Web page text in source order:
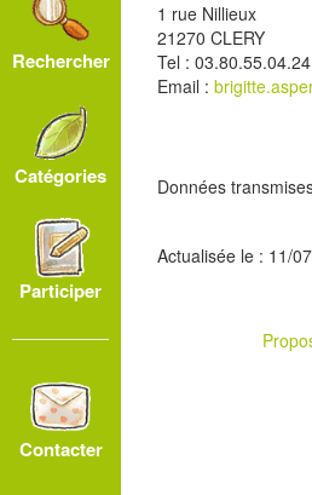
Rechercher
Catégories
Participer
Contacter
1 rue Nillieux
21270 CLERY
Tel : 03.80.55.04.24
Email :
Données
Actualisée le : 11/